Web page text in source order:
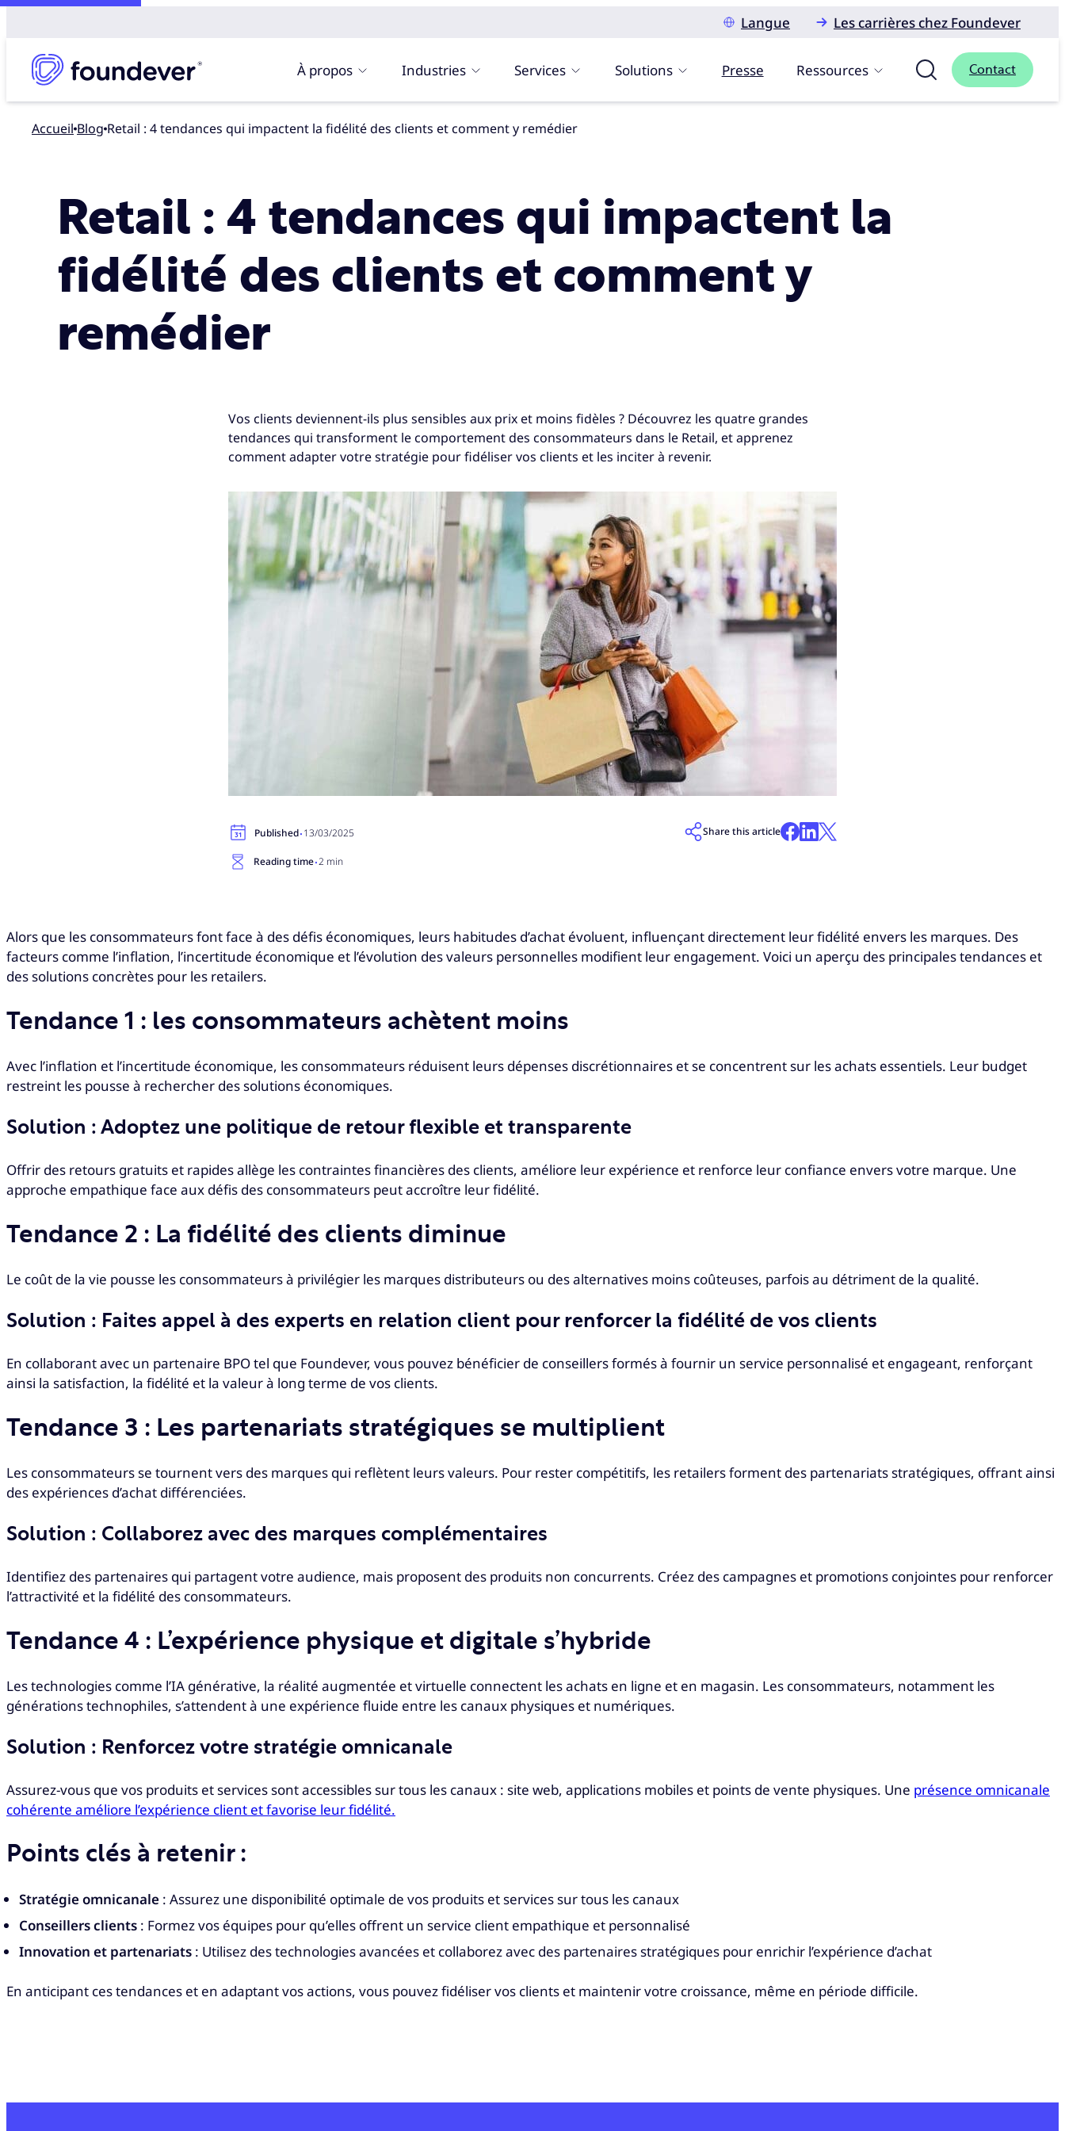
Langue
Les carrières chez Foundever
À propos Industries Services Solutions Presse Ressources Contact
Accueil blog Retail : 4 tendances qui impactent la fidélité des clients et comment y remédier
Retail : 4 tendances qui impactent la
fidélité des clients et comment y
remédier
Vos clients deviennent-ils plus sensibles aux prix et moins fidèles ? Découvrez les quatre grandes
tendances qui transforment le comportement des consommateurs dans le Retail, et apprenez
comment adapter votre stratégie pour fidéliser vos clients et les inciter à revenir.
Published·13/03/2025
Reading time·2 min
Share this article
Alors que les consommateurs font face à des défis économiques, leurs habitudes d’achat évoluent, influençant directement leur fidélité envers les marques. Des
facteurs comme l’inflation, l’incertitude économique et l’évolution des valeurs personnelles modifient leur engagement. Voici un aperçu des principales tendances et
des solutions concrètes pour les retailers.
Tendance 1 : les consommateurs achètent moins
Avec l’inflation et l’incertitude économique, les consommateurs réduisent leurs dépenses discrétionnaires et se concentrent sur les achats essentiels. Leur budget
restreint les pousse à rechercher des solutions économiques.
Solution : Adoptez une politique de retour flexible et transparente
Offrir des retours gratuits et rapides allège les contraintes financières des clients, améliore leur expérience et renforce leur confiance envers votre marque. Une
approche empathique face aux défis des consommateurs peut accroître leur fidélité.
Tendance 2 : La fidélité des clients diminue
Le coût de la vie pousse les consommateurs à privilégier les marques distributeurs ou des alternatives moins coûteuses, parfois au détriment de la qualité.
Solution : Faites appel à des experts en relation client pour renforcer la fidélité de vos clients
En collaborant avec un partenaire BPO tel que Foundever, vous pouvez bénéficier de conseillers formés à fournir un service personnalisé et engageant, renforçant
ainsi la satisfaction, la fidélité et la valeur à long terme de vos clients.
Tendance 3 : Les partenariats stratégiques se multiplient
Les consommateurs se tournent vers des marques qui reflètent leurs valeurs. Pour rester compétitifs, les retailers forment des partenariats stratégiques, offrant ainsi
des expériences d’achat différenciées.
Solution : Collaborez avec des marques complémentaires
Identifiez des partenaires qui partagent votre audience, mais proposent des produits non concurrents. Créez des campagnes et promotions conjointes pour renforcer
l’attractivité et la fidélité des consommateurs.
Tendance 4 : L’expérience physique et digitale s’hybride
Les technologies comme l’IA générative, la réalité augmentée et virtuelle connectent les achats en ligne et en magasin. Les consommateurs, notamment les
générations technophiles, s’attendent à une expérience fluide entre les canaux physiques et numériques.
Solution : Renforcez votre stratégie omnicanale
Assurez-vous que vos produits et services sont accessibles sur tous les canaux : site web, applications mobiles et points de vente physiques. Une présence omnicanale
cohérente améliore l’expérience client et favorise leur fidélité.
Points clés à retenir :
Stratégie omnicanale : Assurez une disponibilité optimale de vos produits et services sur tous les canaux
Conseillers clients : Formez vos équipes pour qu’elles offrent un service client empathique et personnalisé
Innovation et partenariats : Utilisez des technologies avancées et collaborez avec des partenaires stratégiques pour enrichir l’expérience d’achat
En anticipant ces tendances et en adaptant vos actions, vous pouvez fidéliser vos clients et maintenir votre croissance, même en période difficile.